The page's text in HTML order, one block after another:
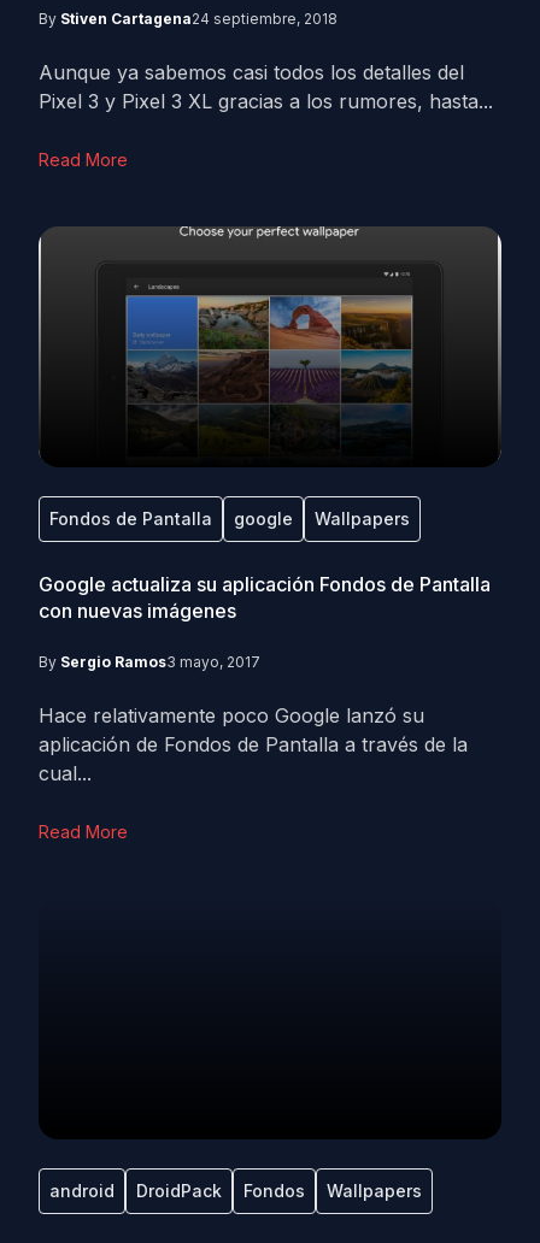
By Stiven Cartagena24 septiembre, 2018
Aunque ya sabemos casi todos los detalles del
Pixel 3 y Pixel 3 XL gracias a los rumores, hasta...
Read More
Fondos de Pantalla google Wallpapers
Google actualiza su aplicación Fondos de Pantalla
con nuevas imágenes
By Sergio Ramos3 mayo, 2017
Hace relativamente poco Google lanzó su
aplicación de Fondos de Pantalla a través de la
cual...
Read More
android DroidPack Fondos Wallpapers